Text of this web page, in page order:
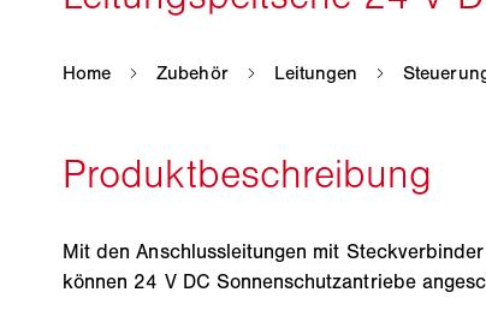
Mit den Anschlussleitungen mit
können 24 V DC Sonnenschutzantriebe